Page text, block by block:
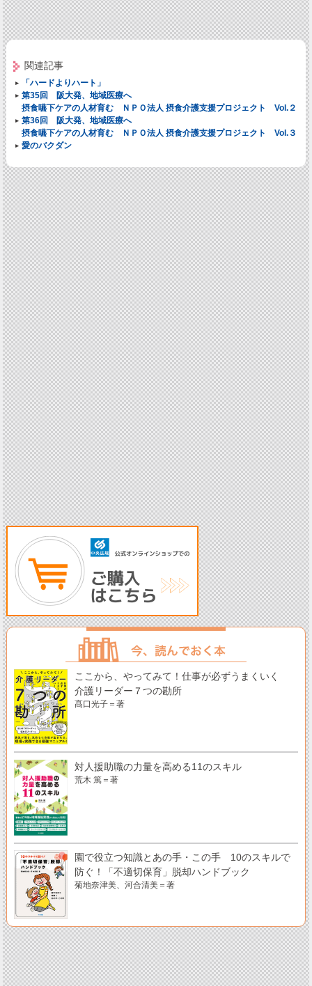
関連記事
「ハードよりハート」
第35回 阪大発、地域医療へ
摂食嚥下ケアの人材育む ＮＰＯ法人 摂食介護支援プロジェクト Vol.２
第36回 阪大発、地域医療へ
摂食嚥下ケアの人材育む ＮＰＯ法人 摂食介護支援プロジェクト Vol.３
愛のバクダン
ここから、やってみて！仕事が必ずうまくいく
介護リーダー７つの勘所
髙口光子＝著
対人援助職の力量を高める11のスキル
荒木 篤＝著
園で役立つ知識とあの手・この手 10のスキルで
防ぐ！「不適切保育」脱却ハンドブック
菊地奈津美、河合清美＝著